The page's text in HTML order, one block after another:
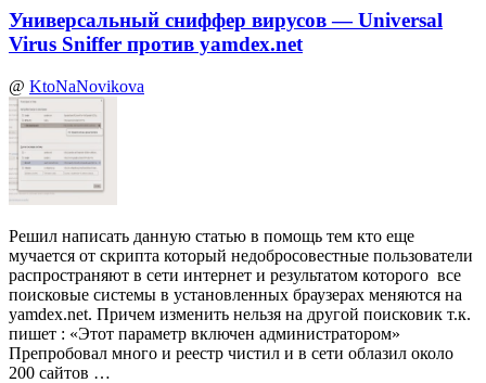
Универсальный сниффер вирусов — Universal
Virus Sniffer против yamdex.net
@ KtoNaNovikova
Решил написать данную статью в помощь тем кто еще
мучается от скрипта который недобросовестные пользователи
распространяют в сети интернет и результатом которого все
поисковые системы в установленных браузерах меняются на
yamdex.net. Причем изменить нельзя на другой поисковик т.к.
пишет : «Этот параметр включен администратором»
Препробовал много и реестр чистил и в сети облазил около
200 сайтов …